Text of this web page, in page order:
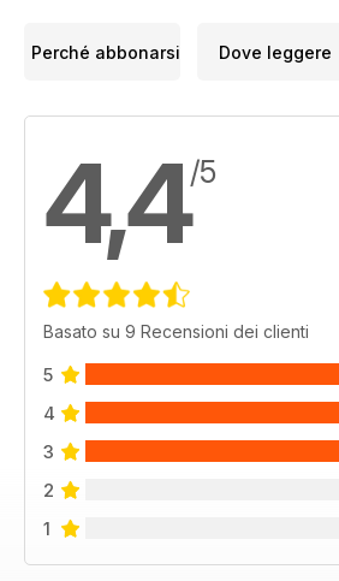
Perché abbonarsi Dove leggere
4,4/5
Basato su 9 Recensioni dei clienti
5
4
3
2
1